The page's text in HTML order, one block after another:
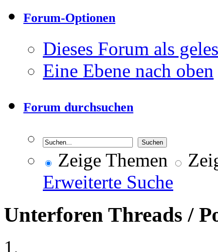
Forum-Optionen
Dieses Forum als
Eine Ebene nach oben
Forum durchsuchen
Zeige Themen
Erweiterte Suche
Unterforen Threads /